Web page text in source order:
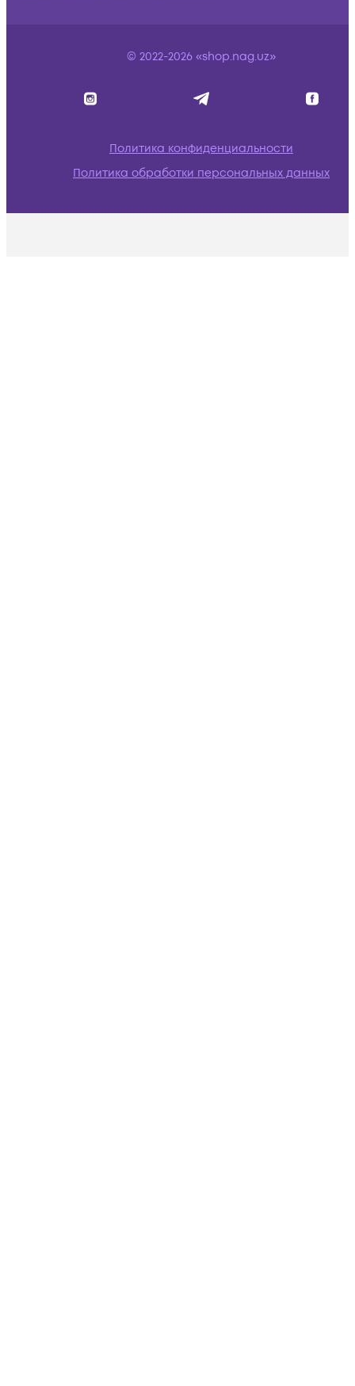
© 2022-2026 «shop.nag.uz»
Политика конфиденциальности
Политика обработки персональных данных